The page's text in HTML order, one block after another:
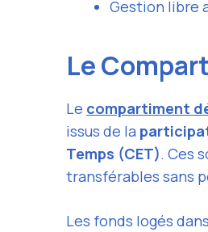
Gestion libre
Le
Le compartiment
issus de la
Temps (CET). Ces
transférables sans
Les fonds logés